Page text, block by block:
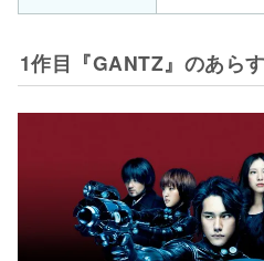
1作目『GANTZ』のあら